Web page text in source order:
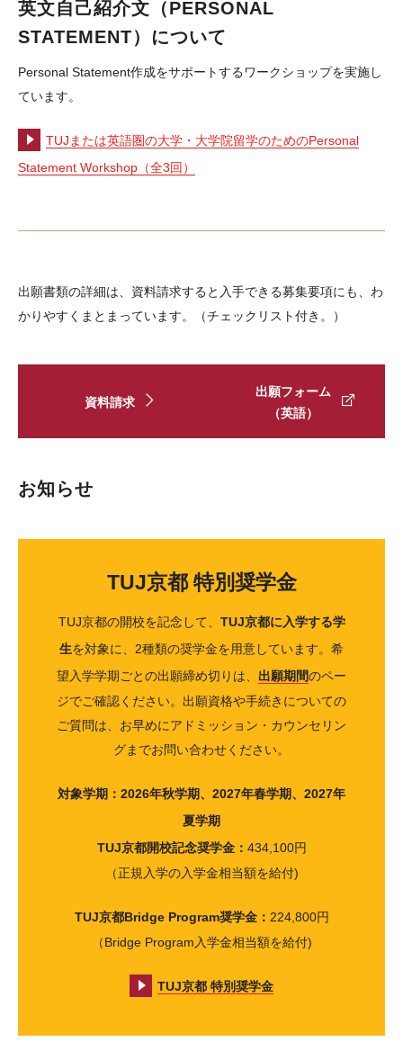
英文自己紹介文（PERSONAL
STATEMENT）について
Personal Statement作成をサポートするワークショップを実施し
ています。
TUJまたは英語圏の大学・大学院留学のためのPersonal
Statement Workshop（全3回）
出願書類の詳細は、資料請求すると入手できる募集要項にも、わ
かりやすくまとまっています。（チェックリスト付き。）
資料請求
出願フォーム
（英語）
お知らせ
TUJ京都 特別奨学金
TUJ京都の開校を記念して、 TUJ京都に入学する学
生を対象に、2種類の奨学金を用意しています。希
望入学学期ごとの出願締め切りは、 出願期間のペー
ジでご確認ください。出願資格や手続きについての
ご質問は、お早めにアドミッション・カウンセリン
グまでお問い合わせください。
対象学期：2026年秋学期、2027年春学期、2027年
夏学期
TUJ京都開校記念奨学金： 434,100円
（正規入学の入学金相当額を給付)
TUJ京都Bridge Program奨学金： 224,800円
（Bridge Program入学金相当額を給付)
TUJ京都 特別奨学金